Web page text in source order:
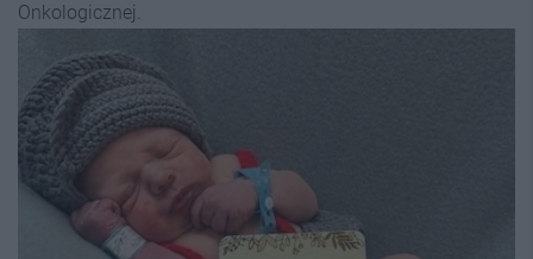
Onkologicznej.